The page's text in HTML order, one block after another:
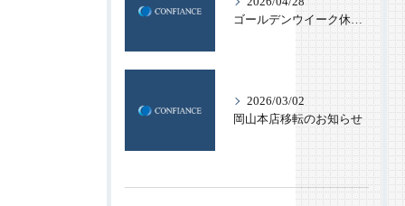
ゴールデンウイーク休業のお知らせ
2026/03/02
岡山本店移転のお知らせ